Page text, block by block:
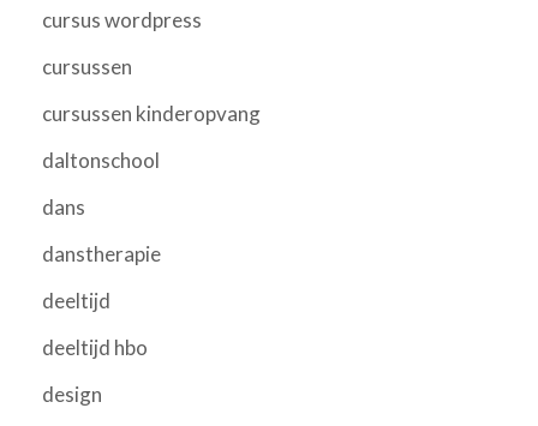
cursus wordpress
cursussen
cursussen kinderopvang
daltonschool
dans
danstherapie
deeltijd
deeltijd hbo
design